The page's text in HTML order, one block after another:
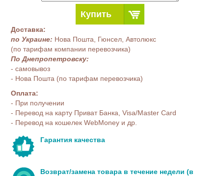
Купить
Доставка:
по Украине: Нова Пошта, Гюнсел, Автолюкс
(по тарифам компании перевозчика)
По Днепропетровску:
- самовывоз
- Нова Пошта (по тарифам перевозчика)
Оплата:
- При получении
- Перевод на карту Приват Банка, Visa/Master Card
- Перевод на кошелек WebMoney и др.
Гарантия качества
Возврат/замена товара в течение недели (в